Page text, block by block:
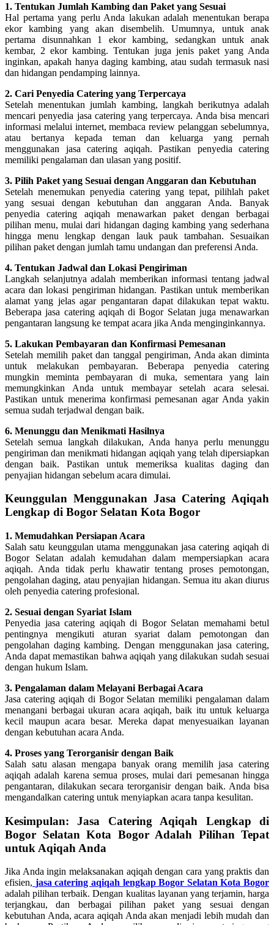
1. Tentukan Jumlah Kambing dan Paket yang Sesuai
Hal pertama yang perlu Anda lakukan adalah menentukan berapa
ekor kambing yang akan disembelih. Umumnya, untuk anak
pertama disunnahkan 1 ekor kambing, sedangkan untuk anak
kembar, 2 ekor kambing. Tentukan juga jenis paket yang Anda
inginkan, apakah hanya daging kambing, atau sudah termasuk nasi
dan hidangan pendamping lainnya.
2. Cari Penyedia Catering yang Terpercaya
Setelah menentukan jumlah kambing, langkah berikutnya adalah
mencari penyedia jasa catering yang terpercaya. Anda bisa mencari
informasi melalui internet, membaca review pelanggan sebelumnya,
atau bertanya kepada teman dan keluarga yang pernah
menggunakan jasa catering aqiqah. Pastikan penyedia catering
memiliki pengalaman dan ulasan yang positif.
3. Pilih Paket yang Sesuai dengan Anggaran dan Kebutuhan
Setelah menemukan penyedia catering yang tepat, pilihlah paket
yang sesuai dengan kebutuhan dan anggaran Anda. Banyak
penyedia catering aqiqah menawarkan paket dengan berbagai
pilihan menu, mulai dari hidangan daging kambing yang sederhana
hingga menu lengkap dengan lauk pauk tambahan. Sesuaikan
pilihan paket dengan jumlah tamu undangan dan preferensi Anda.
4. Tentukan Jadwal dan Lokasi Pengiriman
Langkah selanjutnya adalah memberikan informasi tentang jadwal
acara dan lokasi pengiriman hidangan. Pastikan untuk memberikan
alamat yang jelas agar pengantaran dapat dilakukan tepat waktu.
Beberapa jasa catering aqiqah di Bogor Selatan juga menawarkan
pengantaran langsung ke tempat acara jika Anda menginginkannya.
5. Lakukan Pembayaran dan Konfirmasi Pemesanan
Setelah memilih paket dan tanggal pengiriman, Anda akan diminta
untuk melakukan pembayaran. Beberapa penyedia catering
mungkin meminta pembayaran di muka, sementara yang lain
memungkinkan Anda untuk membayar setelah acara selesai.
Pastikan untuk menerima konfirmasi pemesanan agar Anda yakin
semua sudah terjadwal dengan baik.
6. Menunggu dan Menikmati Hasilnya
Setelah semua langkah dilakukan, Anda hanya perlu menunggu
pengiriman dan menikmati hidangan aqiqah yang telah dipersiapkan
dengan baik. Pastikan untuk memeriksa kualitas daging dan
penyajian hidangan sebelum acara dimulai.
Keunggulan Menggunakan Jasa Catering Aqiqah
Lengkap di Bogor Selatan Kota Bogor
1. Memudahkan Persiapan Acara
Salah satu keunggulan utama menggunakan jasa catering aqiqah di
Bogor Selatan adalah kemudahan dalam mempersiapkan acara
aqiqah. Anda tidak perlu khawatir tentang proses pemotongan,
pengolahan daging, atau penyajian hidangan. Semua itu akan diurus
oleh penyedia catering profesional.
2. Sesuai dengan Syariat Islam
Penyedia jasa catering aqiqah di Bogor Selatan memahami betul
pentingnya mengikuti aturan syariat dalam pemotongan dan
pengolahan daging kambing. Dengan menggunakan jasa catering,
Anda dapat memastikan bahwa aqiqah yang dilakukan sudah sesuai
dengan hukum Islam.
3. Pengalaman dalam Melayani Berbagai Acara
Jasa catering aqiqah di Bogor Selatan memiliki pengalaman dalam
menangani berbagai ukuran acara aqiqah, baik itu untuk keluarga
kecil maupun acara besar. Mereka dapat menyesuaikan layanan
dengan kebutuhan acara Anda.
4. Proses yang Terorganisir dengan Baik
Salah satu alasan mengapa banyak orang memilih jasa catering
aqiqah adalah karena semua proses, mulai dari pemesanan hingga
pengantaran, dilakukan secara terorganisir dengan baik. Anda bisa
mengandalkan catering untuk menyiapkan acara tanpa kesulitan.
Kesimpulan: Jasa Catering Aqiqah Lengkap di
Bogor Selatan Kota Bogor Adalah Pilihan Tepat
untuk Aqiqah Anda
Jika Anda ingin melaksanakan aqiqah dengan cara yang praktis dan
efisien, jasa catering aqiqah lengkap Bogor Selatan Kota Bogor
adalah pilihan terbaik. Dengan kualitas layanan yang terjamin, harga
terjangkau, dan berbagai pilihan paket yang sesuai dengan
kebutuhan Anda, acara aqiqah Anda akan menjadi lebih mudah dan